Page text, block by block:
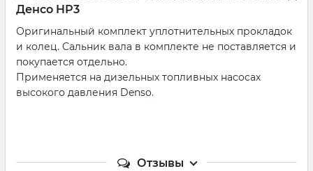
Денсо HP3
Оригинальный комплект уплотнительных прокладок
и колец. Сальник вала в комплекте не поставляется и
покупается отдельно.
Применяется на дизельных топливных насосах
высокого давления Denso.
Отзывы